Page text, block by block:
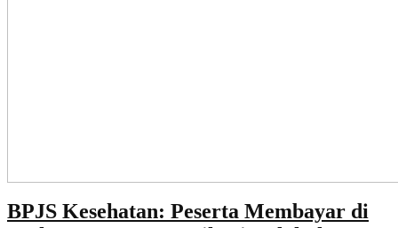
BPJS Kesehatan: Peserta Membayar di